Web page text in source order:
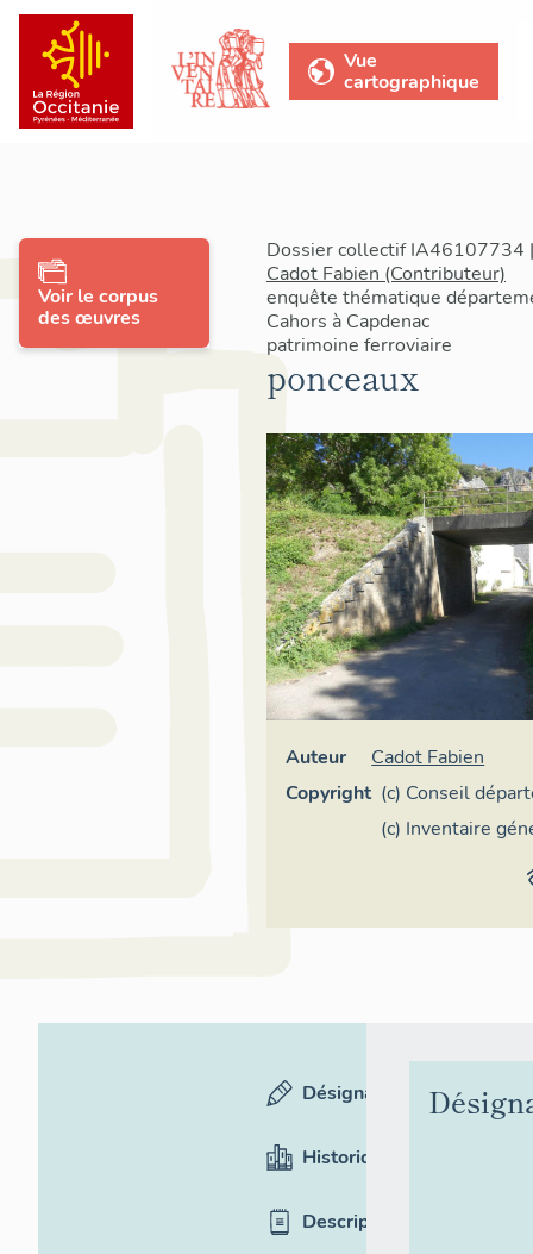
Vue
cartographique
Dossier collectif IA46107734
Cadot Fabien (Contributeur)
enquête thématique
Cahors à Capdenac
patrimoine ferroviaire
ponceaux
Auteur
Cadot Fabien
Copyright (c) Conseil
Lot
(c) Inventaire
Voir le corpus
des œuvres
Désignation
Historique
Description